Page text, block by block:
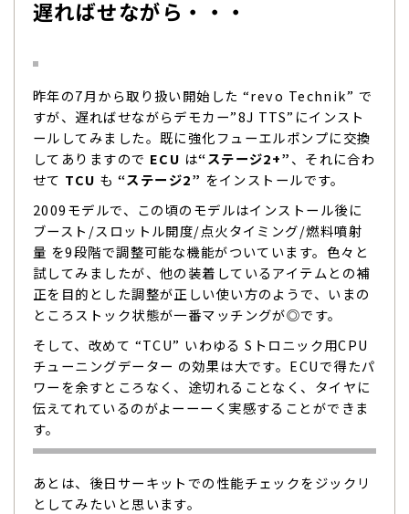
遅ればせながら・・・
昨年の7月から取り扱い開始した “revo Technik” で
すが、遅ればせながらデモカー”8J TTS”にインスト
ールしてみました。既に強化フューエルポンプに交換
してありますので ECU は“ステージ2+”、それに合わ
せて TCU も “ステージ2” をインストールです。
2009モデルで、この頃のモデルはインストール後に
ブースト/スロットル開度/点火タイミング/燃料噴射
量 を9段階で調整可能な機能がついています。色々と
試してみましたが、他の装着しているアイテムとの補
正を目的とした調整が正しい使い方のようで、いまの
ところストック状態が一番マッチングが◎です。
そして、改めて “TCU” いわゆる Sトロニック用CPU
チューニングデーター の効果は大です。ECUで得たパ
ワーを余すところなく、途切れることなく、タイヤに
伝えてれているのがよーーーく実感することができま
す。
あとは、後日サーキットでの性能チェックをジックリ
としてみたいと思います。